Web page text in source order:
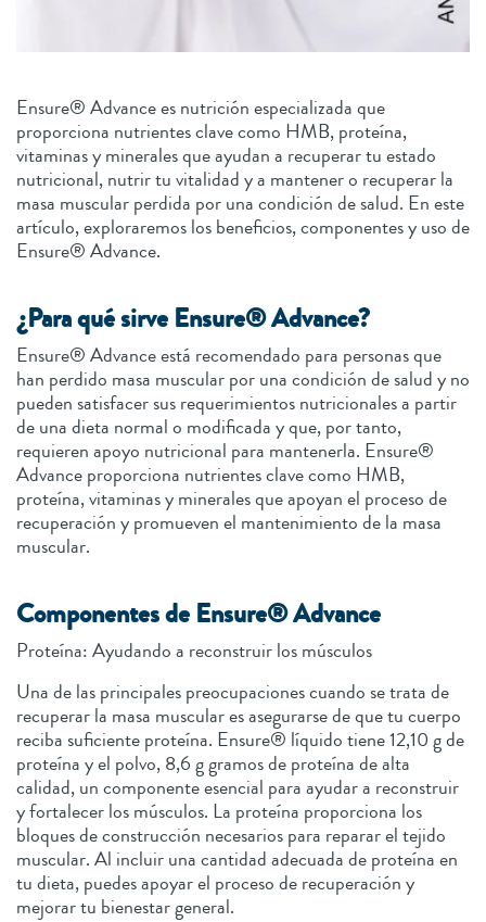
Ensure® Advance es nutrición especializada que
proporciona nutrientes clave como HMB, proteína,
vitaminas y minerales que ayudan a recuperar tu estado
nutricional, nutrir tu vitalidad y a mantener o recuperar la
masa muscular perdida por una condición de salud. En este
artículo, exploraremos los beneficios, componentes y uso de
Ensure® Advance.
¿Para qué sirve Ensure® Advance?
Ensure® Advance está recomendado para personas que
han perdido masa muscular por una condición de salud y no
pueden satisfacer sus requerimientos nutricionales a partir
de una dieta normal o modificada y que, por tanto,
requieren apoyo nutricional para mantenerla. Ensure®
Advance proporciona nutrientes clave como HMB,
proteína, vitaminas y minerales que apoyan el proceso de
recuperación y promueven el mantenimiento de la masa
muscular.
Componentes de Ensure® Advance
Proteína: Ayudando a reconstruir los músculos
Una de las principales preocupaciones cuando se trata de
recuperar la masa muscular es asegurarse de que tu cuerpo
reciba suficiente proteína. Ensure® líquido tiene 12,10 g de
proteína y el polvo, 8,6 g gramos de proteína de alta
calidad, un componente esencial para ayudar a reconstruir
y fortalecer los músculos. La proteína proporciona los
bloques de construcción necesarios para reparar el tejido
muscular. Al incluir una cantidad adecuada de proteína en
tu dieta, puedes apoyar el proceso de recuperación y
mejorar tu bienestar general.